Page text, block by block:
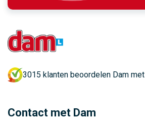
3015 klanten beoordelen Dam met
Contact met Dam